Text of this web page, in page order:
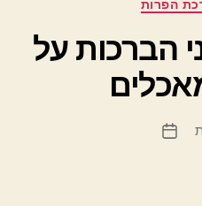
הפרות
הברכות על
תאריך